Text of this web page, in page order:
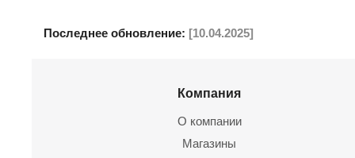
Последнее обновление: [10.04.2025]
Компания
О компании
Магазины